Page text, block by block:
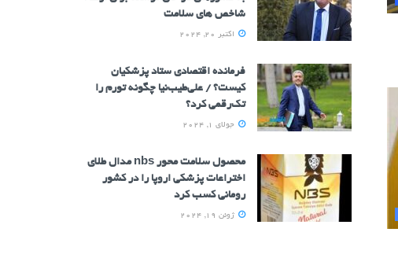
شاخص های سلامت
اکتبر 20, 2024
فرمانده اقتصادی ستاد پزشکیان
کیست؟ / علی‌طیب‌نیا چگونه تورم را
تک‌رقمی کرد؟
جولای 1, 2024
محصول سلامت محور nbs مدال طلای
اختراعات پزشکی اروپا را در کشور
رومانی کسب کرد
ژوئن 19, 2024